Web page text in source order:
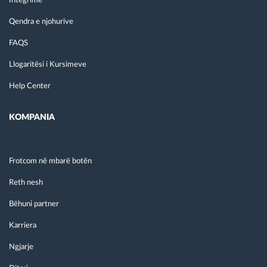
Qendra e njohurive
FAQS
Llogaritësi i Kursimeve
Help Center
KOMPANIA
Frotcom në mbarë botën
Reth nesh
Bëhuni partner
Karriera
Ngjarje